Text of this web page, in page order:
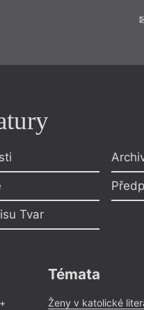
Tvar
Témata
Ženy v katolické